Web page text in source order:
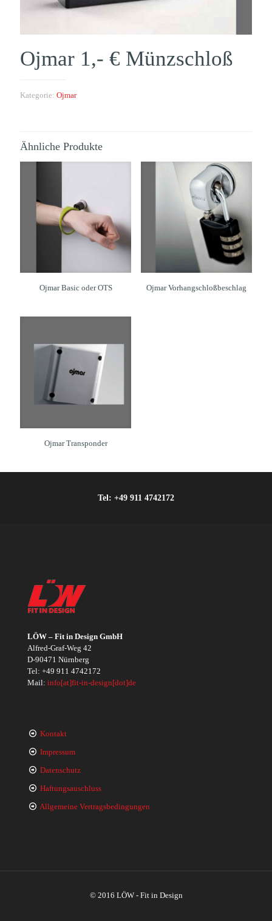
Ojmar 1,- € Münzschloß
Kategorie: Ojmar
Ähnliche Produkte
Ojmar Basic oder OTS Ojmar Vorhangschloßbeschlag
Ojmar Transponder
Tel: +49 911 4742172
LÖW – Fit in Design GmbH
Alfred-Graf-Weg 42
D-90471 Nürnberg
Tel: +49 911 4742172
Mail: info[at]fit-in-design[dot]de
Kontakt
Impressum
Datenschutz
Haftungsauschluss
Allgemeine Vertragsbedingungen
© 2016 LÖW - Fit in Design